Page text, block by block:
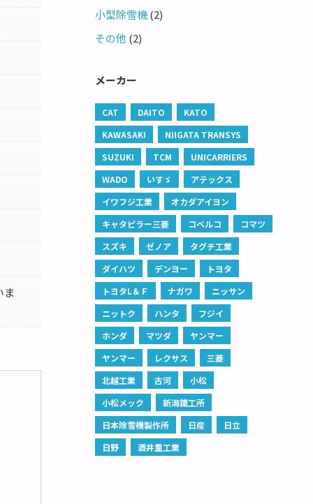
ま
小型除雪機 (2)
その他 (2)
メーカー
CAT DAITO
KATO
KAWASAKI
NIIGATA TRANSYS
SUZUKI
TCM
UNICARRIERS
WADO
いすゞ
アテックス
イワフジ工業
オカダアイヨン
キャタピラー三菱
コベルコ
コマツ
スズキ
ゼノア
タグチ工業
ダイハツ
デンヨー
トヨタ
トヨタL＆Ｆ
ナガワ
ニッサン
ニットク
ハンタ
フジイ
ホンダ
マツダ
ヤンマー
ヤンマー
レクサス
三菱
北越工業
古河
小松
小松メック
新潟鐵工所
日本除雪機製作所
日産
日立
日野
酒井重工業